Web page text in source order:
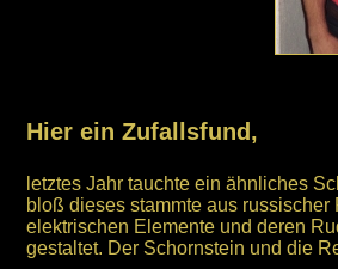
Hier ein Zufallsfund,
letztes Jahr tauchte ein ähnliches
bloß dieses stammte aus
elektrischen Elemente und deren
gestaltet. Der Schornstein und die